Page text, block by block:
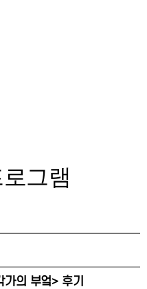
그램
의 부엌> 후기